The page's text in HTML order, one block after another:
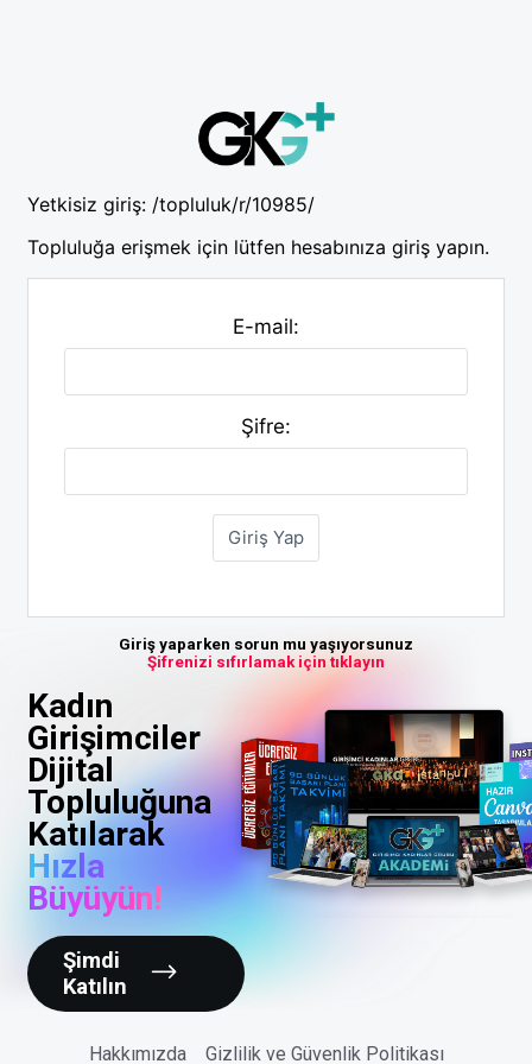
Yetkisiz giriş: /topluluk/r/10985/
Topluluğa erişmek için lütfen hesabınıza giriş yapın.
E-mail:
Şifre:
Giriş yaparken sorun mu yaşıyorsunuz
Şifrenizi sıfırlamak için tıklayın
Kadın
Girişimciler
Dijital
Topluluğuna
Katılarak
Hızla
Büyüyün!
Şimdi
Katılın
Hakkımızda Gizlilik ve Güvenlik Politikası